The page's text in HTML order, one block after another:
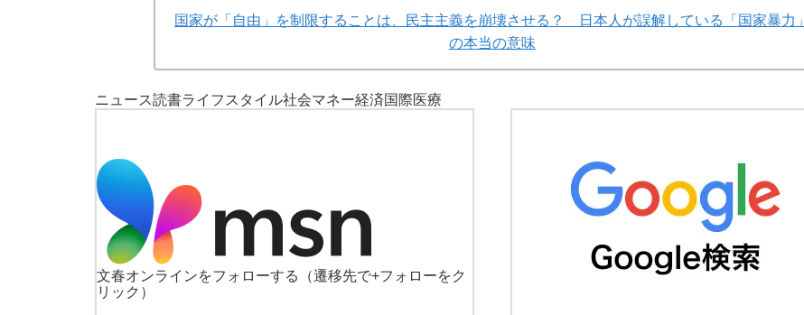
国家が「自由」を制限することは、民主主義を崩壊させる？ 日本人が誤解している「国家暴力」
の本当の意味
ニュース読書ライフスタイル社会マネー経済国際医療
文春オンラインをフォローする
（遷移先で+フォローをク
リック）